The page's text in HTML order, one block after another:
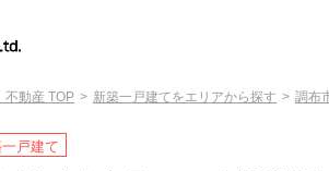
動産 TOP 新築一戸建てをエリアから探す 調布
戸建て